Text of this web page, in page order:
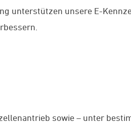
unterstützen unsere E-
sowie – unter